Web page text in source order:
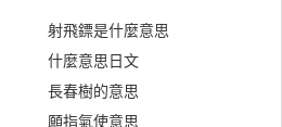
射飛鏢是什麼意思
什麼意思日文
長春樹的意思
願指氣使意思